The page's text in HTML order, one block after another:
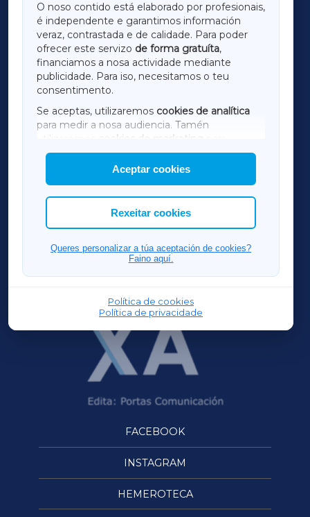
O noso contido está elaborado por profesionais,
é independente e garantimos información
veraz, contrastada e de calidade. Para poder
ofrecer este servizo de forma gratuíta,
financiamos a nosa actividade mediante
publicidade. Para iso, necesitamos o teu
consentimento.
Se aceptas, utilizaremos cookies de analítica
para medir a nosa audiencia. Tamén
utilizaremos
cookies de marketing
mostrar publicidade de terceiros.
Así mesmo, podes personalizar a elección das
cookies que desexas permitir.
Aceptar cookies
Rexeitar cookies
Queres personalizar a túa aceptación de cookies?
Faino aquí.
Política de cookies
Política de privacidade
LUGOXA
TERRACHAXA
AMARIÑAXA
RIBEIRASACRAXA
ACORUÑAXA
FERROLXA
OURENSEXA
FACEBOOK
INSTAGRAM
HEMEROTECA